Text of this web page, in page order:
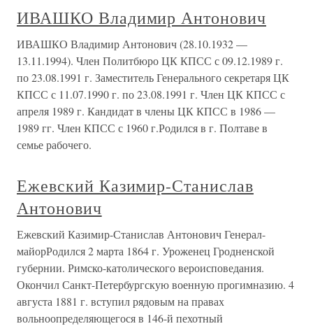
ИВАШКО Владимир Антонович
ИВАШКО Владимир Антонович (28.10.1932 —
13.11.1994). Член Политбюро ЦК КПСС с 09.12.1989 г.
по 23.08.1991 г. Заместитель Генерального секретаря ЦК
КПСС с 11.07.1990 г. по 23.08.1991 г. Член ЦК КПСС с
апреля 1989 г. Кандидат в члены ЦК КПСС в 1986 —
1989 гг. Член КПСС с 1960 г.Родился в г. Полтаве в
семье рабочего.
Ежевский Казимир-Станислав
Антонович
Ежевский Казимир-Станислав Антонович Генерал-
майорРодился 2 марта 1864 г. Уроженец Гродненской
губернии. Римско-католического вероисповедания.
Окончил Санкт-Петербургскую военную прогимназию. 4
августа 1881 г. вступил рядовым на правах
вольноопределяющегося в 146-й пехотный